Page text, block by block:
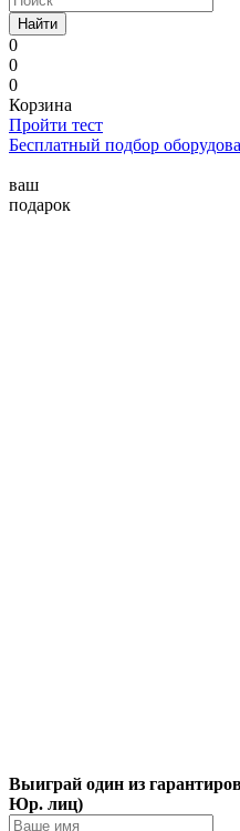
Найти
0
0
0
Корзина
Пройти тест
Бесплатный подбор
ваш
подарок
Выиграй один из
Юр. лиц)